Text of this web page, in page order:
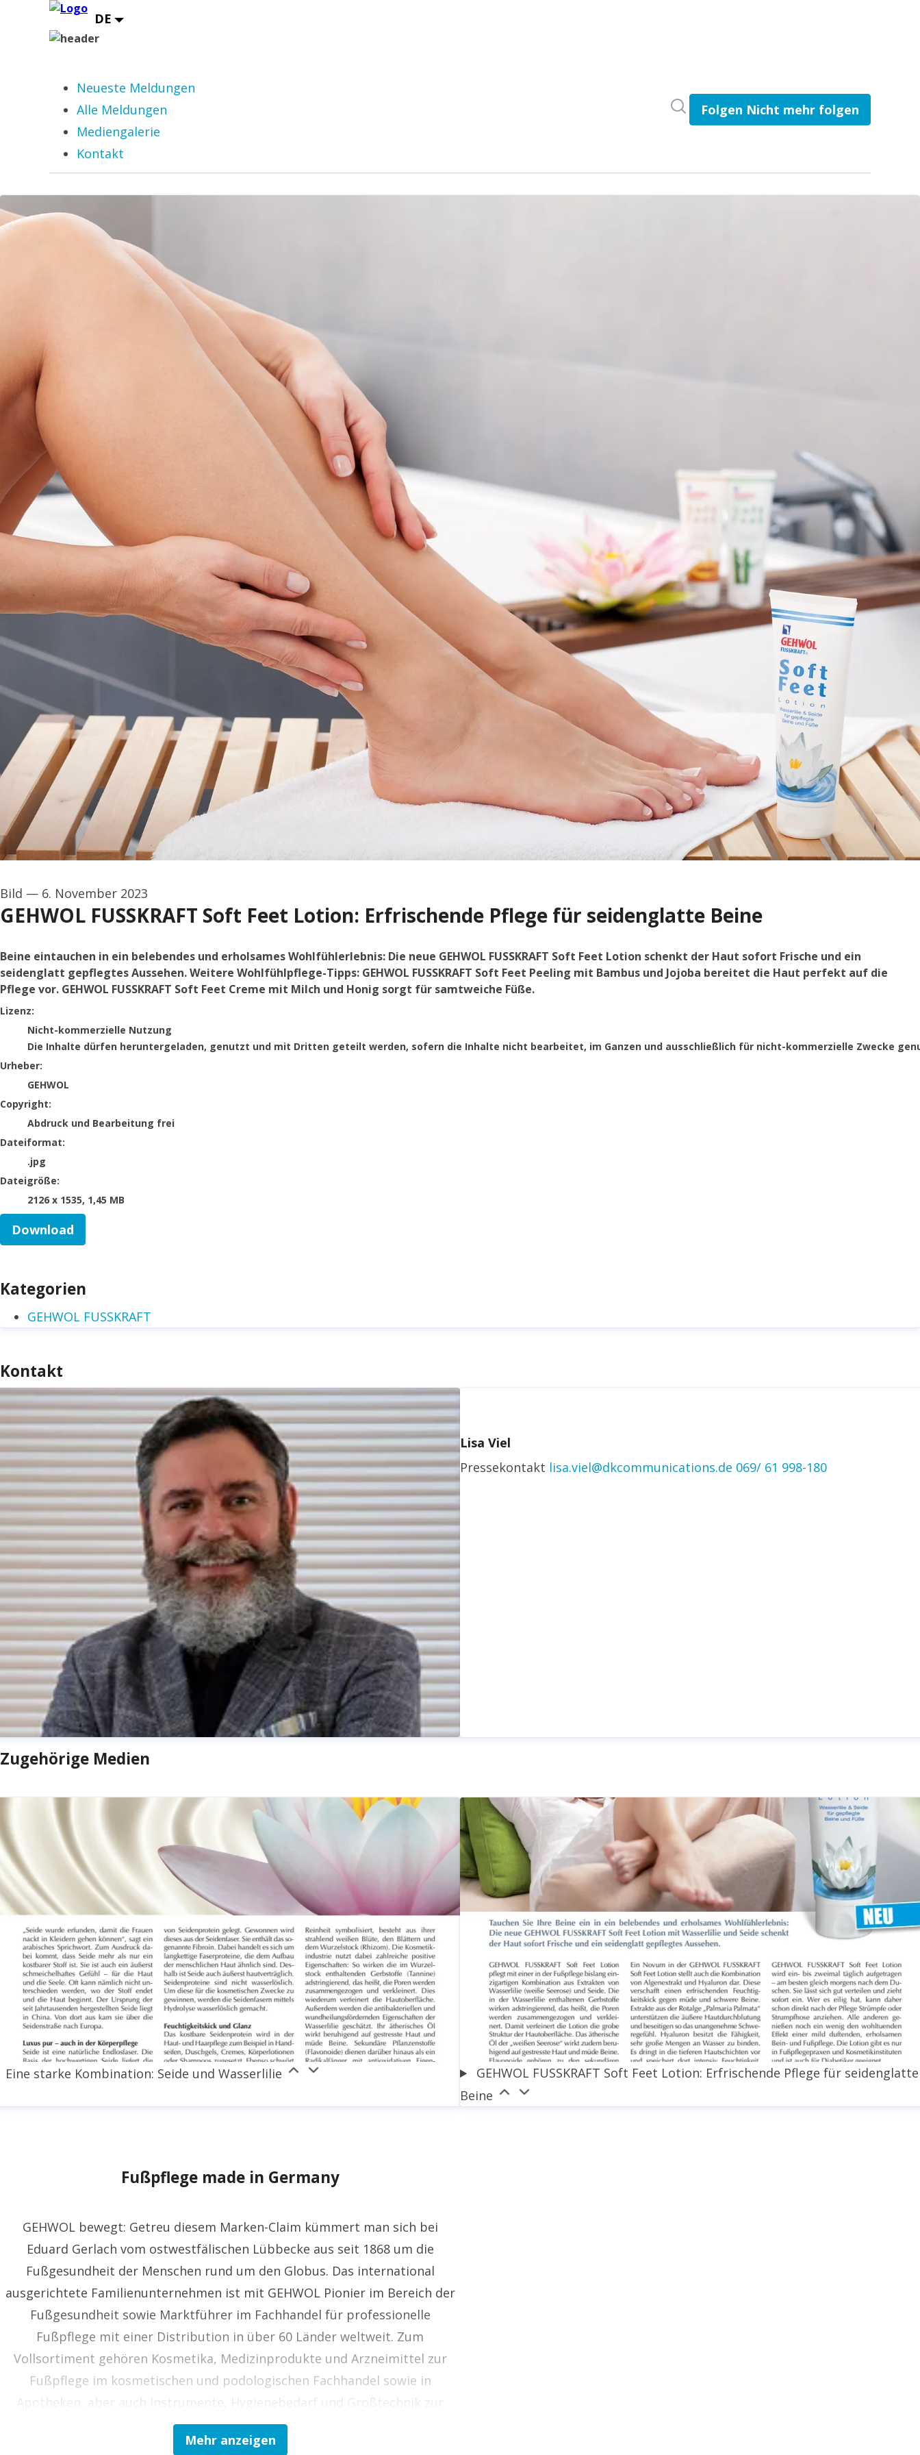
Neueste Meldungen
Alle Meldungen
Mediengalerie
Kontakt
Im Newsroom suchen
Folgen Nicht mehr folgen
Bild — 6. November 2023
GEHWOL FUSSKRAFT Soft Feet Lotion: Erfrischende Pflege für seidenglatte Beine
Beine eintauchen in ein belebendes und erholsames Wohlfühlerlebnis: Die neue GEHWOL FUSSKRAFT Soft Feet Lotion schenkt der Haut sofort Frische und ein
seidenglatt gepflegtes Aussehen. Weitere Wohlfühlpflege-Tipps: GEHWOL FUSSKRAFT Soft Feet Peeling mit Bambus und Jojoba bereitet die Haut perfekt auf die
Pflege vor. GEHWOL FUSSKRAFT Soft Feet Creme mit Milch und Honig sorgt für samtweiche Füße.
GEHWOL
Lizenz:
Nicht-kommerzielle Nutzung
Die Inhalte dürfen heruntergeladen, genutzt und mit Dritten geteilt werden, sofern die Inhalte nicht bearbeitet, im Ganzen und ausschließlich für nicht-kommerzielle Zwecke
Urheber:
GEHWOL
Copyright:
Abdruck und Bearbeitung frei
Dateiformat:
.jpg
Dateigröße:
2126 x 1535, 1,45 MB
Download
Kategorien
GEHWOL FUSSKRAFT
Kontakt
Fischer
Head of Public Relations dirk.fischer@gehwol.de +49 5741 330
Lisa Viel
Pressekontakt lisa.viel@dkcommunications.de 069/ 61 998-180
Zugehörige Medien
Eine starke Kombination: Seide und Wasserlilie
GEHWOL FUSSKRAFT Soft Feet Lotion: Erfrischende Pflege für seidenglatte
Beine
Fußpflege made in Germany
Mehr anzeigen
GEHWOL bewegt: Getreu diesem Marken-Claim kümmert man sich bei
Eduard Gerlach vom ostwestfälischen Lübbecke aus seit 1868 um die
Fußgesundheit der Menschen rund um den Globus. Das international
ausgerichtete Familienunternehmen ist mit GEHWOL Pionier im Bereich der
Fußgesundheit sowie Marktführer im Fachhandel für professionelle
Fußpflege mit einer Distribution in über 60 Länder weltweit. Zum
Vollsortiment gehören Kosmetika, Medizinprodukte und Arzneimittel zur
Fußpflege im kosmetischen und podologischen Fachhandel sowie in
Apotheken, aber auch Instrumente, Hygienebedarf und Großtechnik zur
Ausstattung von Fußpflege- und Podologie-Praxen sowie Kosmetikinstituten.
Das breite Sortiment ist neben der Spezialisierung auf den Fuß, der hohen,